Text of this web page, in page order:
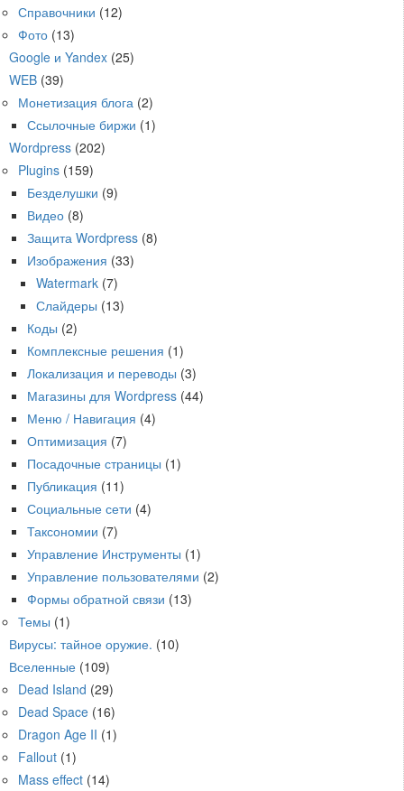
Справочники (12)
Фото (13)
Google и Yandex (25)
WEB (39)
Монетизация блога (2)
Ссылочные биржи (1)
Wordpress (202)
Plugins (159)
Безделушки (9)
Видео (8)
Защита Wordpress (8)
Изображения (33)
Watermark (7)
Слайдеры (13)
Коды (2)
Комплексные решения (1)
Локализация и переводы (3)
Магазины для Wordpress (44)
Меню / Навигация (4)
Оптимизация (7)
Посадочные страницы (1)
Публикация (11)
Социальные сети (4)
Таксономии (7)
Управление Инструменты (1)
Управление пользователями (2)
Формы обратной связи (13)
Темы (1)
Вирусы: тайное оружие. (10)
Вселенные (109)
Dead Island (29)
Dead Space (16)
Dragon Age II (1)
Fallout (1)
Mass effect (14)